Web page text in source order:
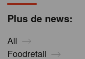
Plus de news:
All
Foodretail